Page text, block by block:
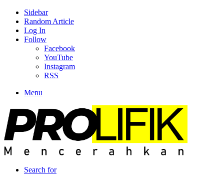
Sidebar
Random Article
Log In
Follow
Facebook
YouTube
Instagram
RSS
Menu
Search for